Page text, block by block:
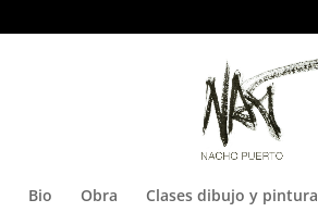
Bio Obra Clases dibujo y pintura